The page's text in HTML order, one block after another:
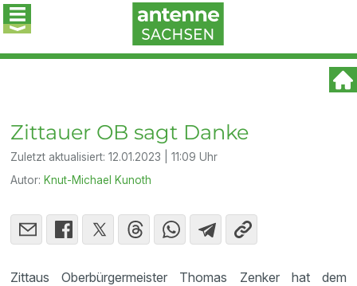
Zittauer OB sagt Danke
Zuletzt aktualisiert:12.01.2023 | 11:09 Uhr
Autor: Knut-Michael Kunoth
Zittaus Oberbürgermeister Thomas Zenker hat dem